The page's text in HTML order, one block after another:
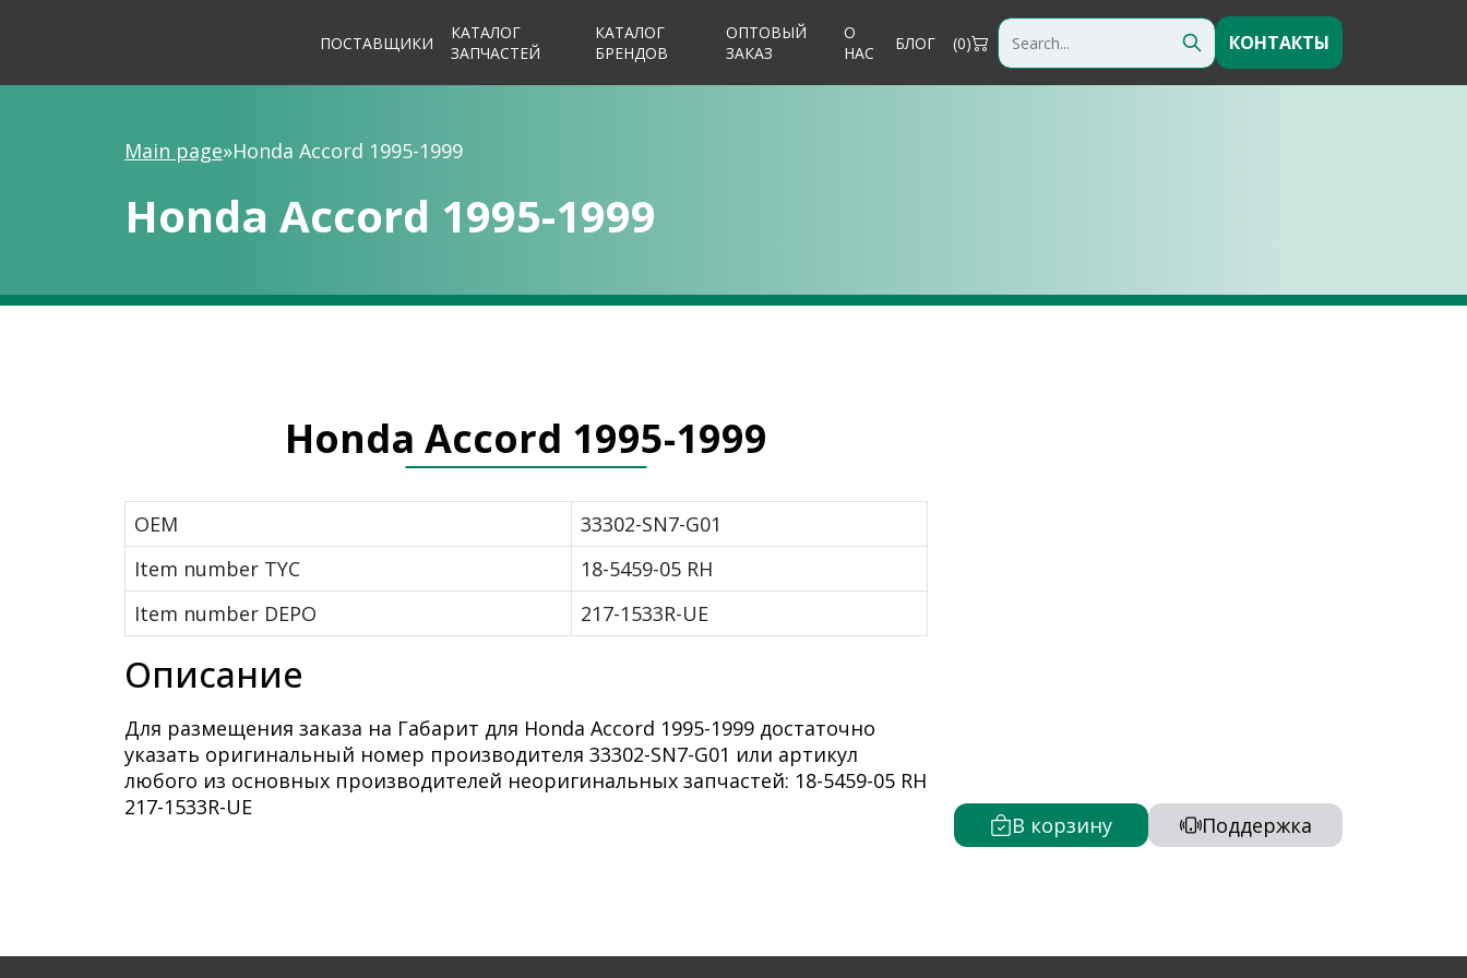
ПОСТАВЩИКИ
КАТАЛОГ
ЗАПЧАСТЕЙ
КАТАЛОГ
БРЕНДОВ
ОПТОВЫЙ
ЗАКАЗ
О
НАС
БЛОГ (0) КОНТАКТЫ
Main page»Honda Accord 1995-1999
Honda Accord 1995-1999
В корзину Поддержка
Honda Accord 1995-1999
OEM
33302-SN7-G01
Item number TYC
18-5459-05 RH
Item number DEPO
217-1533R-UE
Описание
Для размещения заказа на Габарит для Honda Accord 1995-1999 достаточно
указать оригинальный номер производителя 33302-SN7-G01 или артикул
любого из основных производителей неоригинальных запчастей: 18-5459-05 RH
217-1533R-UE